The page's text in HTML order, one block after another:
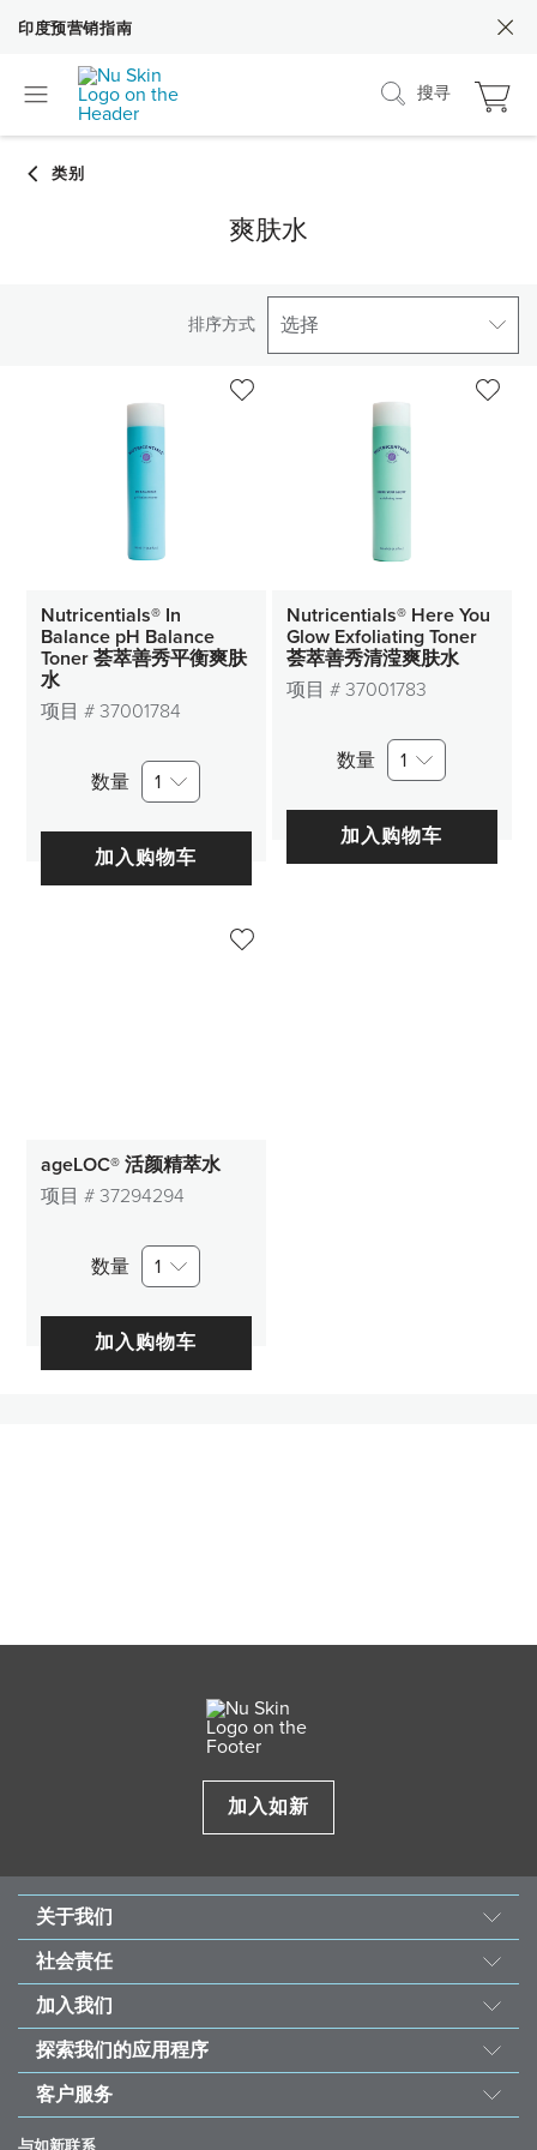
印度预营销指南
搜寻
爽肤水
排序方式 选择
Nutricentials® In
Balance pH Balance
Toner 荟萃善秀平衡爽肤
水
项目 # 37001784
数量 1
加入购物车
Nutricentials® Here You
Glow Exfoliating Toner
荟萃善秀清滢爽肤水
项目 # 37001783
数量 1
加入购物车
ageLOC® 活颜精萃水
项目 # 37294294
数量 1
加入购物车
加入如新
关于我们
我们的故事
使命与愿景
经营团队
资料来源
投资者
如新欢庆40周年
社会责任
善的力量
东南亚儿童心脏基金会
永续发展计划
受饥儿滋养计划
加入我们
机会
荣誉榜
探索我们的应用程序
如新Vera®护肤咨询
如新Stela和如新Connect
客户服务